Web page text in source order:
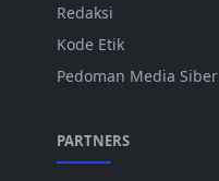
Redaksi
Kode Etik
Pedoman Media Siber
PARTNERS